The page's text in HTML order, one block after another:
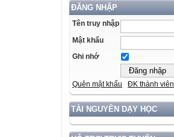
ĐĂNG NHẬP
Tên truy nhập
Mật khẩu
Ghi nhớ
Quên mật khẩu ĐK thành viên
TÀI NGUYÊN DẠY HỌC